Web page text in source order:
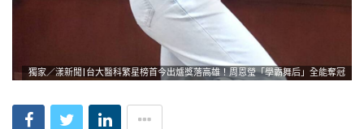
獨家／漾新聞|台大醫科繁星榜首今出爐獎落高雄！周恩瑩「學霸舞后」全能奪冠